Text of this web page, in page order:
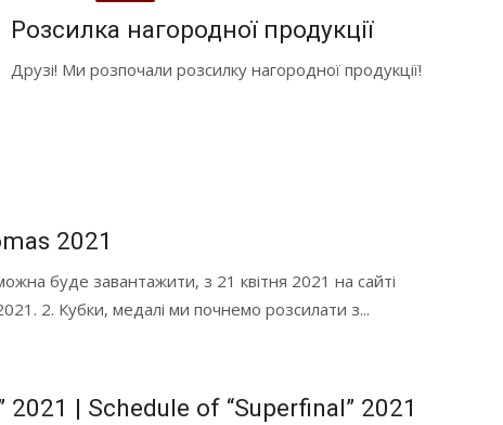
Розсилка нагородної продукції
Друзі! Ми розпочали розсилку нагородної продукції!
2021
буде завантажити, з 21 квітня 2021 на сайті
2. Кубки, медалі ми почнемо розсилати з...
2021 | Schedule of “Superfinal” 2021